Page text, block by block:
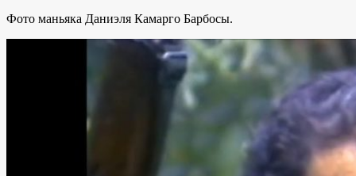
Фото маньяка Даниэля Камарго Барбосы.